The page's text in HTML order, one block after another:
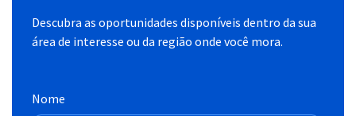
Descubra as oportunidades disponíveis dentro da sua
área de interesse ou da região onde você mora.
Nome